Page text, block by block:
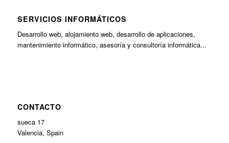
SERVICIOS INFORMÁTICOS
Desarrollo web, alojamiento web, desarrollo de aplicaciones,
mantenimiento informático, asesoría y consultoría informática...
CONTACTO
sueca 17
Valencia, Spain